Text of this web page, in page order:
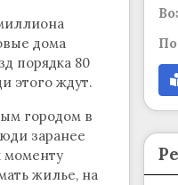
дома
порядка 80
этого ждут.
городом в
заранее
моменту
жилье, на